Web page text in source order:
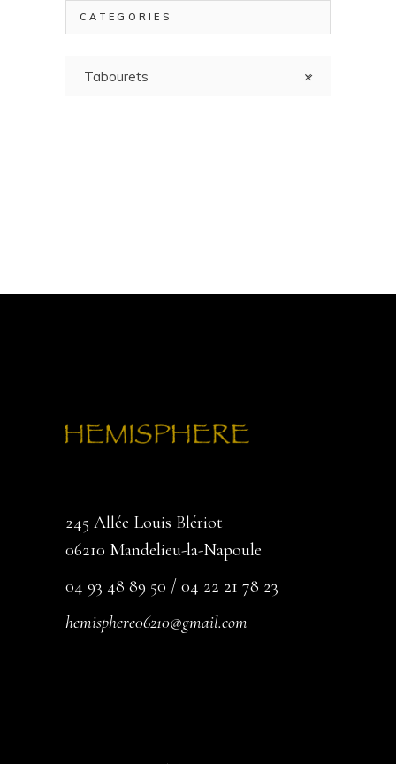
CATEGORIES
×
Tabourets
245 Allée Louis Blériot
06210 Mandelieu-la-Napoule
04 93 48 89 50 / 04 22 21 78 23
hemisphere06210@gmail.com